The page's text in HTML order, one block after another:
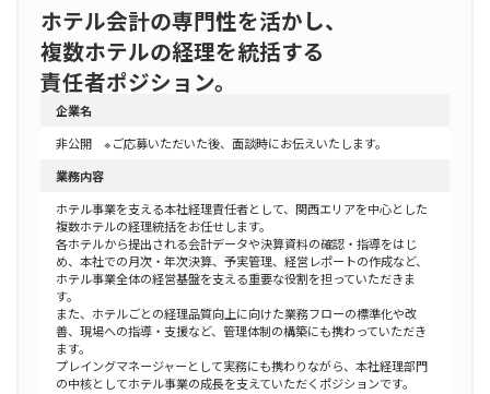
ホテル会計の専門性を活かし、
複数ホテルの経理を統括する
責任者ポジション。
企業名
非公開 ※ご応募いただいた後、面談時にお伝えいたします。
業務内容
ホテル事業を支える本社経理責任者として、関西エリアを中心とした
複数ホテルの経理統括をお任せします。
各ホテルから提出される会計データや決算資料の確認・指導をはじ
め、本社での月次・年次決算、予実管理、経営レポートの作成など、
ホテル事業全体の経営基盤を支える重要な役割を担っていただきま
す。
また、ホテルごとの経理品質向上に向けた業務フローの標準化や改
善、現場への指導・支援など、管理体制の構築にも携わっていただき
ます。
プレイングマネージャーとして実務にも携わりながら、本社経理部門
の中核としてホテル事業の成長を支えていただくポジションです。